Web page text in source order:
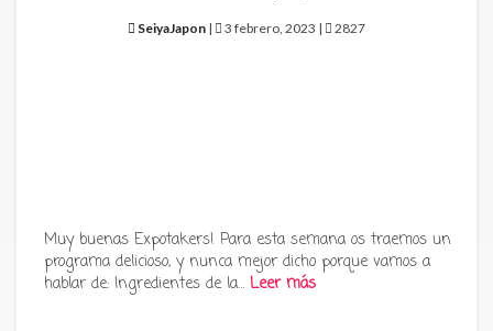
SeiyaJapon | 3 febrero, 2023 | 2827
Muy buenas Expotakers! Para esta semana os traemos un
programa delicioso, y nunca mejor dicho porque vamos a
hablar de: Ingredientes de la… Leer más